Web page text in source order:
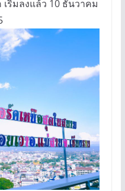
ริ่มลงแล้ว 10 ธันวาคม